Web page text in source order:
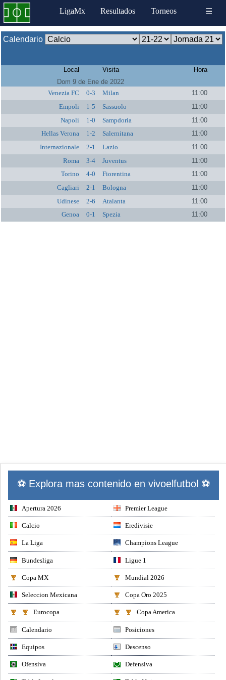
LigaMx Resultados Torneos ☰
Calendario
Local Visita
Hora
Dom 9 de Ene de 2022
Venezia FC
0-3 Milan
11:00
Empoli
1-5 Sassuolo
11:00
Napoli
1-0 Sampdoria
11:00
Hellas Verona
1-2 Salernitana
11:00
Internazionale
2-1 Lazio
11:00
Roma
3-4 Juventus
11:00
Torino
4-0 Fiorentina
11:00
Cagliari
2-1 Bologna
11:00
Udinese
2-6 Atalanta
11:00
Genoa
0-1 Spezia 11:00
⚽ Explora mas contenido en vivoelfutbol ⚽
Apertura 2026 Premier League
Calcio Eredivisie
La Liga Champions League
Bundesliga Ligue 1
Copa MX Mundial 2026
Seleccion Mexicana Copa Oro 2025
Eurocopa Copa America
Calendario Posiciones
Equipos Descenso
Ofensiva Defensiva